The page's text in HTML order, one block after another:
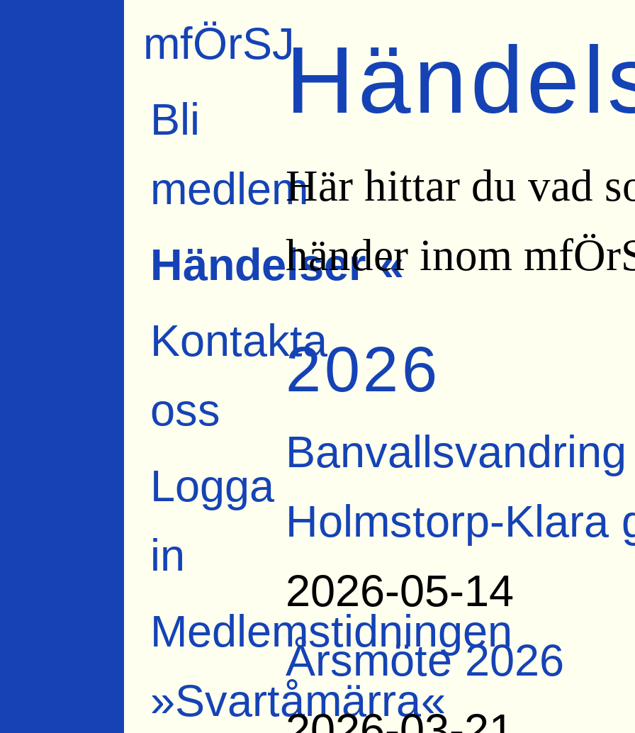
mfÖrSJ
Bli
medlem
Händelser «
Kontakta
oss
Logga
in
Medlemstidningen
»Svartåmärra«
Här hittar du vad
händer inom
2026
Banvallsvandring
Holmstorp-Klara
2026-05-14
Årsmöte 2026